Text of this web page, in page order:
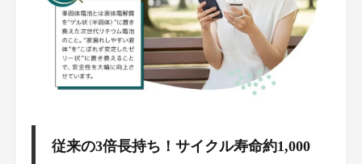
従来の3倍長持ち！サイクル寿命約1,000